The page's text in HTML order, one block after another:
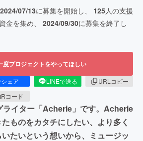
2024/07/13に募集を開始し、 125人の支援
金を集め、 2024/09/30に募集を終了し
度プロジェクトをやってほしい
シェア LINEで送る
URLコピー
コード
ライター「Acherie」です。Acherie
ものをカタチにしたい、より多く
たいという想いから、ミュージッ